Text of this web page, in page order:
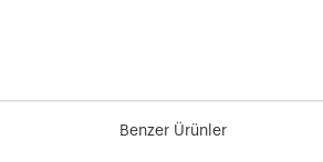
Benzer Ürünler